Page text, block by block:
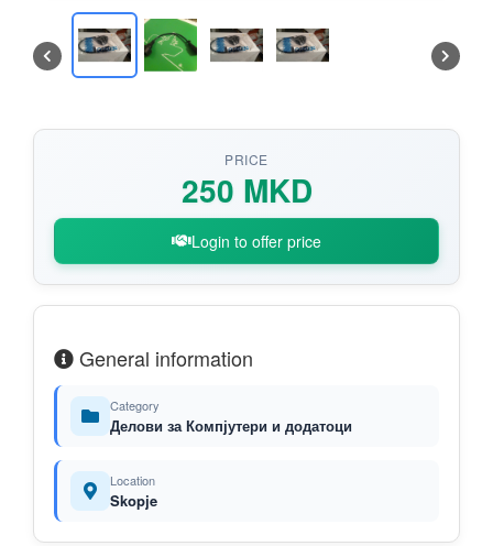
PRICE
250 MKD
Login to offer price
General information
Category
Делови за Компјутери и додатоци
Location
Skopje